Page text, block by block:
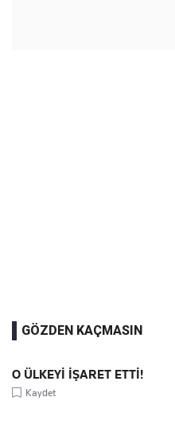
GÖZDEN KAÇMASIN
O ÜLKEYİ İŞARET ETTİ!
Kaydet